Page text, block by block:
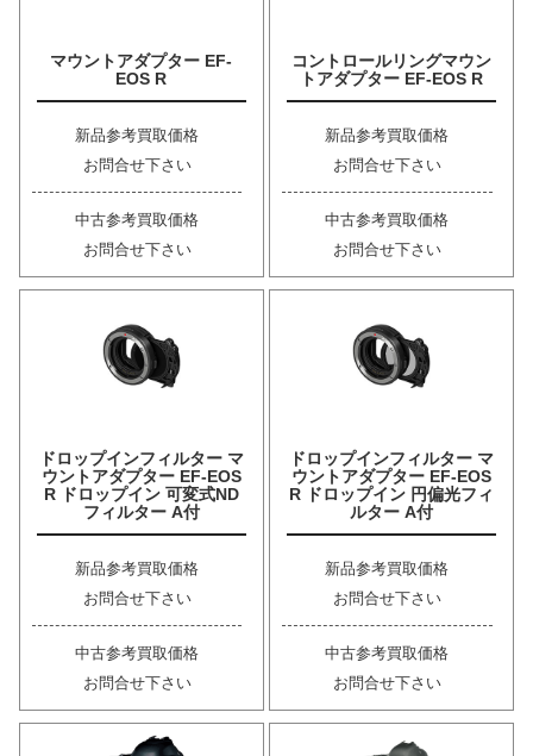
マウントアダプター EF-
EOS R
新品参考買取価格
お問合せ下さい
中古参考買取価格
お問合せ下さい
コントロールリングマウン
トアダプター EF-EOS R
新品参考買取価格
お問合せ下さい
中古参考買取価格
お問合せ下さい
ドロップインフィルター マ
ウントアダプター EF-EOS
R ドロップイン 可変式ND
フィルター A付
新品参考買取価格
お問合せ下さい
中古参考買取価格
お問合せ下さい
ドロップインフィルター マ
ウントアダプター EF-EOS
R ドロップイン 円偏光フィ
ルター A付
新品参考買取価格
お問合せ下さい
中古参考買取価格
お問合せ下さい